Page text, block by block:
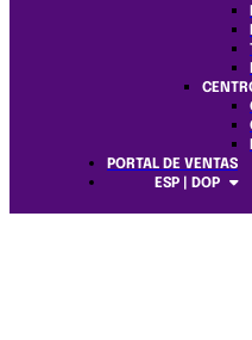
PORTAL DE VENTAS
ESP | DOP